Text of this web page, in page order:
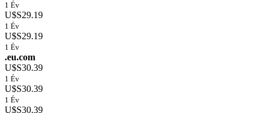
1 Év
U$S29.19
1 Év
U$S29.19
1 Év
.eu.com
U$S30.39
1 Év
U$S30.39
1 Év
U$S30.39